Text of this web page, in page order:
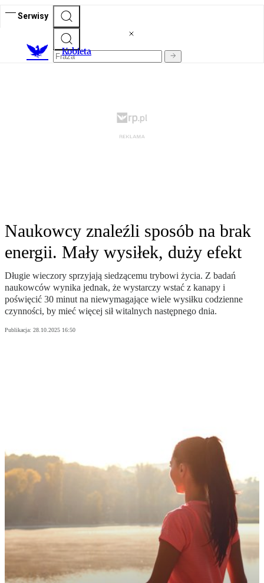
Serwisy
Kobieta
Naukowcy znaleźli sposób na brak
energii. Mały wysiłek, duży efekt
Długie wieczory sprzyjają siedzącemu trybowi życia. Z badań
naukowców wynika jednak, że wystarczy wstać z kanapy i
poświęcić 30 minut na niewymagające wiele wysiłku codzienne
czynności, by mieć więcej sił witalnych następnego dnia.
Publikacja: 28.10.2025 16:50